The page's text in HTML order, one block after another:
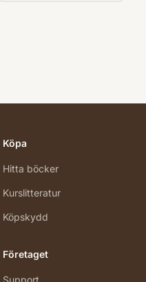
Köpa
Hitta böcker
Kurslitteratur
Köpskydd
Företaget
Support